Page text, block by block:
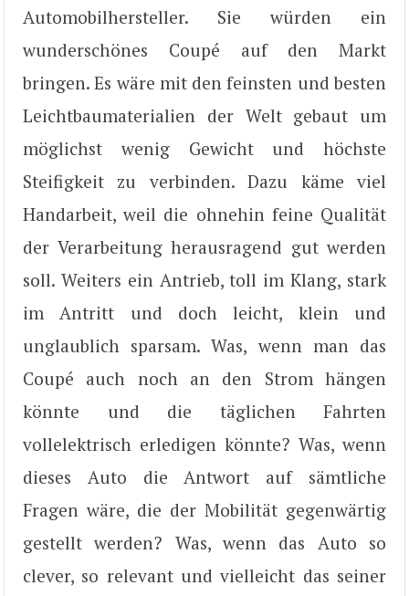
Automobilhersteller. Sie würden ein
wunderschönes Coupé auf den Markt
bringen. Es wäre mit den feinsten und besten
Leichtbaumaterialien der Welt gebaut um
möglichst wenig Gewicht und höchste
Steifigkeit zu verbinden. Dazu käme viel
Handarbeit, weil die ohnehin feine Qualität
der Verarbeitung herausragend gut werden
soll. Weiters ein Antrieb, toll im Klang, stark
im Antritt und doch leicht, klein und
unglaublich sparsam. Was, wenn man das
Coupé auch noch an den Strom hängen
könnte und die täglichen Fahrten
vollelektrisch erledigen könnte? Was, wenn
dieses Auto die Antwort auf sämtliche
Fragen wäre, die der Mobilität gegenwärtig
gestellt werden? Was, wenn das Auto so
clever, so relevant und vielleicht das seiner